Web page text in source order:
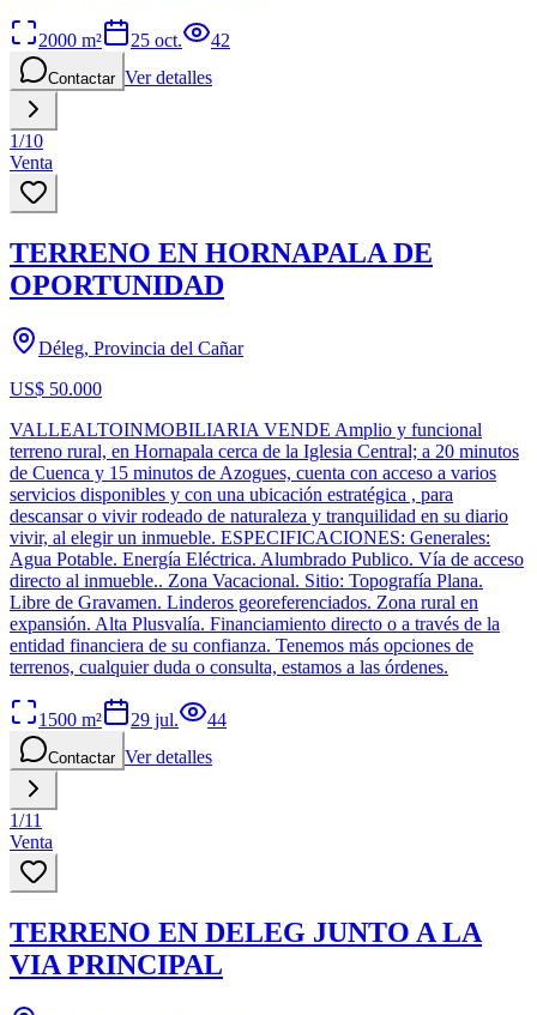
2000 m² 25 oct. 42
Contactar Ver detalles
1/10
Venta
TERRENO EN HORNAPALA DE
OPORTUNIDAD
Déleg, Provincia del Cañar
US$ 50.000
VALLEALTOINMOBILIARIA VENDE Amplio y funcional
terreno rural, en Hornapala cerca de la Iglesia Central; a 20 minutos
de Cuenca y 15 minutos de Azogues, cuenta con acceso a varios
servicios disponibles y con una ubicación estratégica , para
descansar o vivir rodeado de naturaleza y tranquilidad en su diario
vivir, al elegir un inmueble. ESPECIFICACIONES: Generales:
Agua Potable. Energía Eléctrica. Alumbrado Publico. Vía de acceso
directo al inmueble.. Zona Vacacional. Sitio: Topografía Plana.
Libre de Gravamen. Linderos georeferenciados. Zona rural en
expansión. Alta Plusvalía. Financiamiento directo o a través de la
entidad financiera de su confianza. Tenemos más opciones de
terrenos, cualquier duda o consulta, estamos a las órdenes.
1500 m² 29 jul. 44
Contactar Ver detalles
1/11
Venta
TERRENO EN DELEG JUNTO A LA
VIA PRINCIPAL